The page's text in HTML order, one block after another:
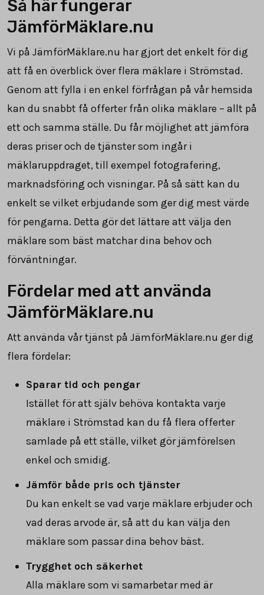
Så här fungerar
JämförMäklare.nu
Vi på JämförMäklare.nu har gjort det enkelt för dig
att få en överblick över flera mäklare i Strömstad.
Genom att fylla i en enkel förfrågan på vår hemsida
kan du snabbt få offerter från olika mäklare – allt på
ett och samma ställe. Du får möjlighet att jämföra
deras priser och de tjänster som ingår i
mäklaruppdraget, till exempel fotografering,
marknadsföring och visningar. På så sätt kan du
enkelt se vilket erbjudande som ger dig mest värde
för pengarna. Detta gör det lättare att välja den
mäklare som bäst matchar dina behov och
förväntningar.
Fördelar med att använda
JämförMäklare.nu
Att använda vår tjänst på JämförMäklare.nu ger dig
flera fördelar:
Sparar tid och pengar
Istället för att själv behöva kontakta varje
mäklare i Strömstad kan du få flera offerter
samlade på ett ställe, vilket gör jämförelsen
enkel och smidig.
Jämför både pris och tjänster
Du kan enkelt se vad varje mäklare erbjuder och
vad deras arvode är, så att du kan välja den
mäklare som passar dina behov bäst.
Trygghet och säkerhet
Alla mäklare som vi samarbetar med är